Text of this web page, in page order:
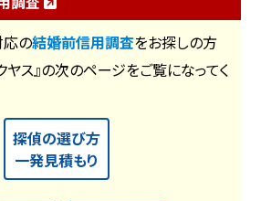
応の結婚前信用調査をお探しの方
ヤス』の次のページをご覧になってく
探偵の選び方
一発見積もり